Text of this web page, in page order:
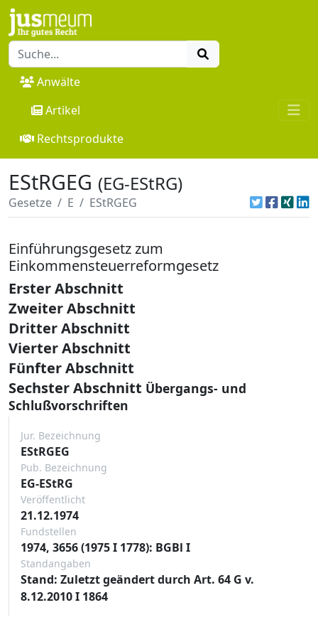
Anwälte
Artikel
Rechtsprodukte
EStRGEG (EG-EStRG)
Gesetze E EStRGEG
Einführungsgesetz zum
Einkommensteuerreformgesetz
Erster Abschnitt
Zweiter Abschnitt
Dritter Abschnitt
Vierter Abschnitt
Fünfter Abschnitt
Sechster Abschnitt Übergangs- und
Schlußvorschriften
Jur. Bezeichnung
EStRGEG
Pub. Bezeichnung
EG-EStRG
Veröffentlicht
21.12.1974
Fundstellen
1974, 3656 (1975 I 1778): BGBl I
Standangaben
Stand: Zuletzt geändert durch Art. 64 G v.
8.12.2010 I 1864